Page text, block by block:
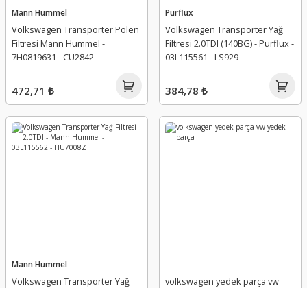
Mann Hummel
Volkswagen Transporter Polen
Filtresi Mann Hummel -
7H0819631 - CU2842
472,71 ₺
Purflux
Volkswagen Transporter Yağ
Filtresi 2.0TDI (140BG) - Purflux -
03L115561 - LS929
384,78 ₺
Mann Hummel
Volkswagen Transporter Yağ
volkswagen yedek parça vw